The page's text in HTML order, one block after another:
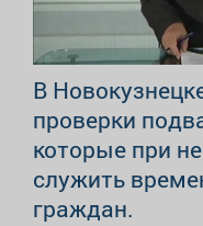
В
проверки
которые при
служить
граждан.